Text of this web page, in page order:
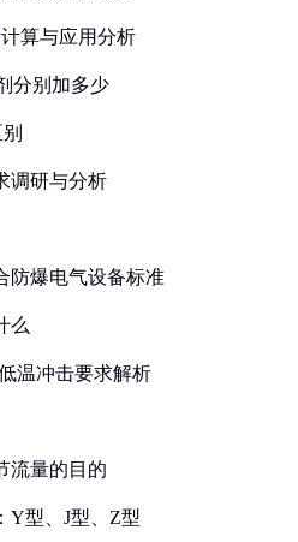
算与应用分析
分别加多少
调研与分析
防爆电气设备标准
么
温冲击要求解析
流量的目的
Y型、J型、Z型